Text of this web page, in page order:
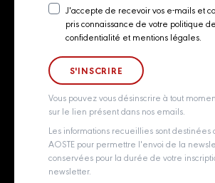
Actualités
Groupe Aoste
Whistleblowing policy
Newsletter
Consent
J'accepte de recevoir vos e-mails et
pris connaissance de votre politique de
confidentialité et mentions légales.
Vous pouvez vous désinscrire à tout
sur le lien présent dans nos emails.
Les informations recueillies sont destinées
AOSTE pour permettre l'envoi de la
conservées pour la durée de votre
newsletter.